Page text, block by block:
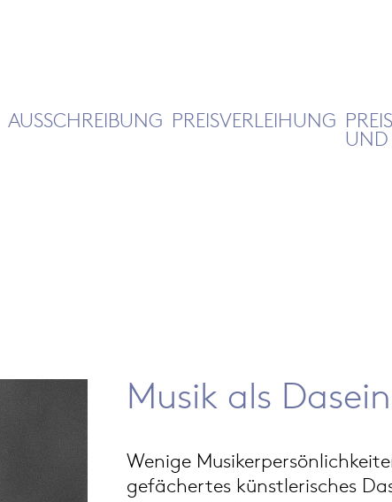
AUSSCHREIBUNG PREISVERLEIHUNG
UND
Musik als
Wenige
gefächertes künstlerisches